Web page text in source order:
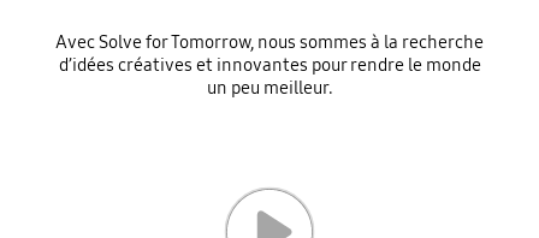
Avec Solve for Tomorrow, nous sommes à la recherche
d’idées créatives et innovantes pour rendre le monde
un peu meilleur.